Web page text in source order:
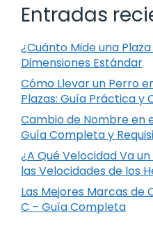
Entradas
¿Cuánto Mide una
Dimensiones Estándar
Cómo Llevar un Perro
Plazas: Guía Práctica y
Cambio de Nombre en
Guía Completa y
¿A Qué Velocidad Va
las Velocidades de los
Las Mejores Marcas de
C – Guía Completa